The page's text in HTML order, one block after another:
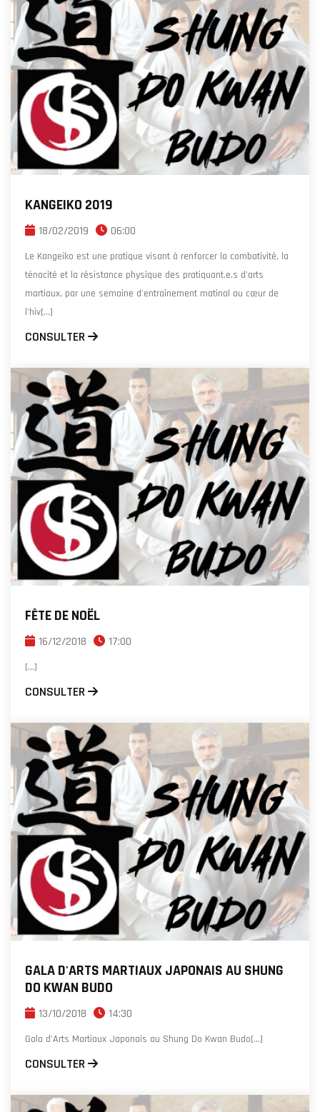
KANGEIKO 2019
18/02/2019 06:00
Le Kangeiko est une pratique visant à renforcer la combativité, la
ténacité et la résistance physique des pratiquant.e.s d'arts
martiaux, par une semaine d'entraînement matinal au cœur de
l'hiv[...]
CONSULTER
FÊTE DE NOËL
16/12/2018 17:00
[...]
CONSULTER
GALA D'ARTS MARTIAUX JAPONAIS AU SHUNG
DO KWAN BUDO
13/10/2018 14:30
Gala d'Arts Martiaux Japonais au Shung Do Kwan Budo[...]
CONSULTER